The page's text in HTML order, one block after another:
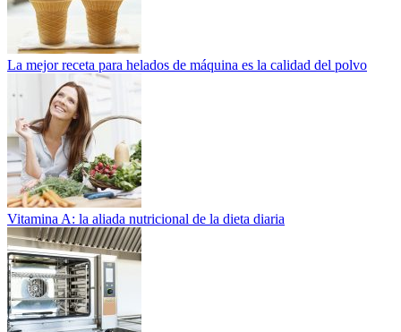
La mejor receta para helados de máquina es la calidad del polvo
Vitamina A: la aliada nutricional de la dieta diaria